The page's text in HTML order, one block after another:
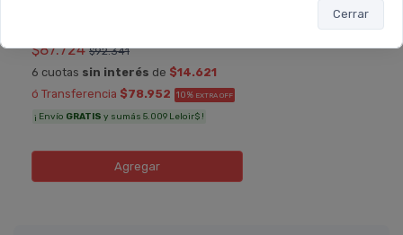
Cerrar
$87.724 $92.341
6 cuotas sin interés de $14.621
ó Transferencia $78.952 10% EXTRA OFF
¡ Envío GRATIS y sumás 5.009 Leloir$ !
Agregar